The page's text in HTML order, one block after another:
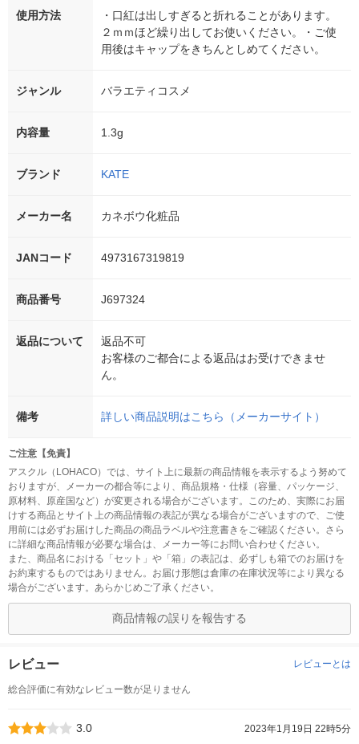
使用方法
・口紅は出しすぎると折れることがあります。
２ｍｍほど繰り出してお使いください。・ご使
用後はキャップをきちんとしめてください。
ジャンル バラエティコスメ
内容量 1.3g
ブランド KATE
メーカー名 カネボウ化粧品
JANコード 4973167319819
商品番号 J697324
返品について
返品不可
お客様のご都合による返品はお受けできませ
ん。
備考 詳しい商品説明はこちら（メーカーサイト）
ご注意【免責】
アスクル（LOHACO）では、サイト上に最新の商品情報を表示するよう努めて
おりますが、メーカーの都合等により、商品規格・仕様（容量、パッケージ、
原材料、原産国など）が変更される場合がございます。このため、実際にお届
けする商品とサイト上の商品情報の表記が異なる場合がございますので、ご使
用前には必ずお届けした商品の商品ラベルや注意書きをご確認ください。さら
に詳細な商品情報が必要な場合は、メーカー等にお問い合わせください。
また、商品名における「セット」や「箱」の表記は、必ずしも箱でのお届けを
お約束するものではありません。お届け形態は倉庫の在庫状況等により異なる
場合がございます。あらかじめご了承ください。
商品情報の誤りを報告する
レビュー レビューとは
総合評価に有効なレビュー数が足りません
3.0
2023年1月19日 22時5分